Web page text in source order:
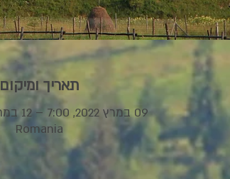
תאריך ומיקום
09 במרץ 2022, 7:00 – 12 במרץ 2022, 23:10
Romania